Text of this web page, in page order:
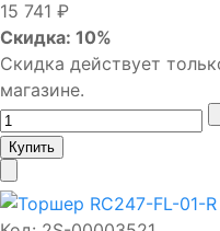
15 741 ₽
Скидка: 10%
Скидка действует
магазине.